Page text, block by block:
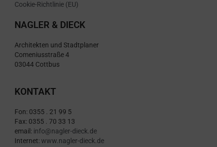
Cookie-Richtlinie (EU)
NAGLER & DIECK
Architekten und Stadtplaner
Comeniusstraße 4
03044 Cottbus
KONTAKT
Fon: 0355 . 21 99 5
Fax: 0355 . 70 33 13
email: info@nagler-dieck.de
Internet: www.nagler-dieck.de